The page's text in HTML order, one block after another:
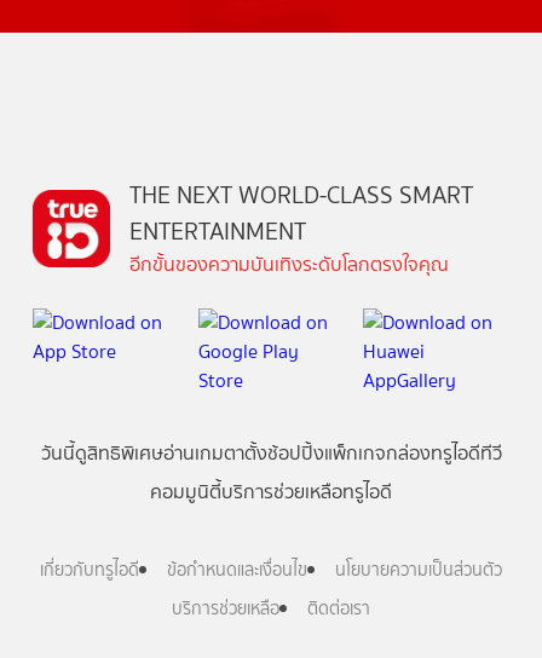
THE NEXT WORLD-CLASS SMART
ENTERTAINMENT
อีกขั้นของความบันเทิงระดับโลกตรงใจคุณ
วันนี้ดูสิทธิพิเศษอ่านเกมตาตั้งช้อปปิ้งแพ็กเกจกล่องทรูไอดีทีวี
คอมมูนิตี้บริการช่วยเหลือทรูไอดี
เกี่ยวกับทรูไอดี ข้อกำหนดและเงื่อนไข
นโยบายความเป็นส่วนตัว
บริการช่วยเหลือ
ติดต่อเรา